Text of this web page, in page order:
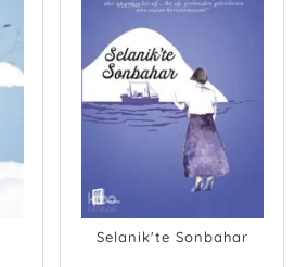
Selanik'te Sonbahar